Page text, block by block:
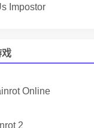
Impostor
戏
Online
2